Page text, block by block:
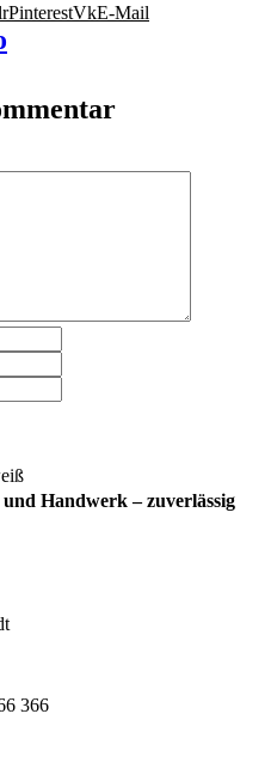
PinterestVkE-Mail
Handwerk – zuverlässig
366